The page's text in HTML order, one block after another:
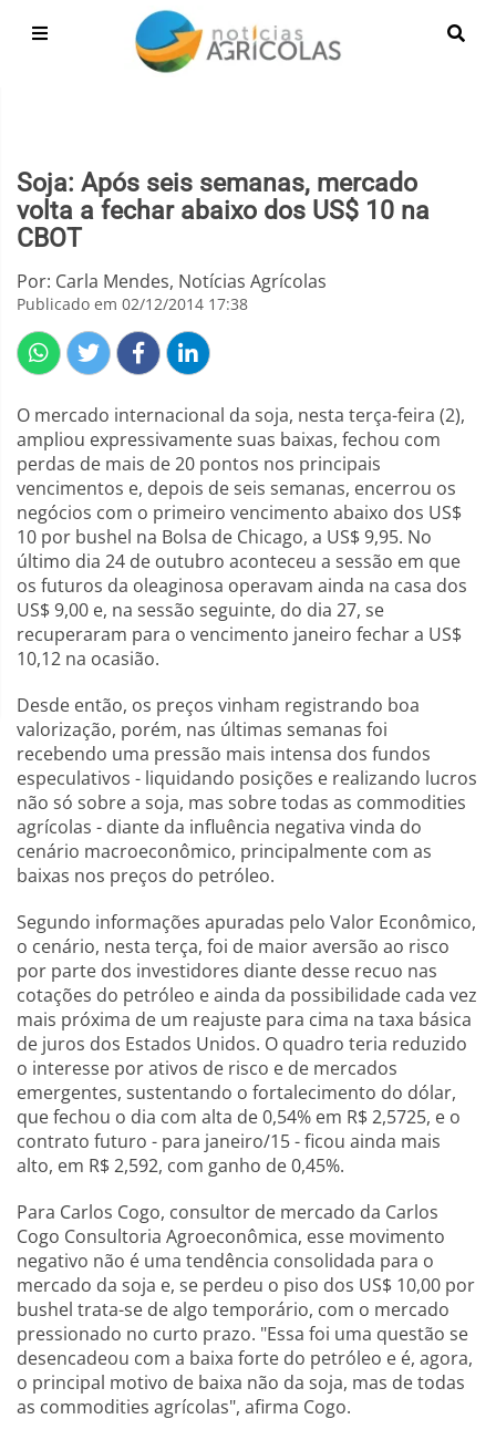
Soja: Após seis semanas, mercado
volta a fechar abaixo dos US$ 10 na
CBOT
Por: Carla Mendes, Notícias Agrícolas
Publicado em 02/12/2014 17:38
O mercado internacional da soja, nesta terça-feira (2),
ampliou expressivamente suas baixas, fechou com
perdas de mais de 20 pontos nos principais
vencimentos e, depois de seis semanas, encerrou os
negócios com o primeiro vencimento abaixo dos US$
10 por bushel na Bolsa de Chicago, a US$ 9,95. No
último dia 24 de outubro aconteceu a sessão em que
os futuros da oleaginosa operavam ainda na casa dos
US$ 9,00 e, na sessão seguinte, do dia 27, se
recuperaram para o vencimento janeiro fechar a US$
10,12 na ocasião.
Desde então, os preços vinham registrando boa
valorização, porém, nas últimas semanas foi
recebendo uma pressão mais intensa dos fundos
especulativos - liquidando posições e realizando lucros
não só sobre a soja, mas sobre todas as commodities
agrícolas - diante da influência negativa vinda do
cenário macroeconômico, principalmente com as
baixas nos preços do petróleo.
Segundo informações apuradas pelo Valor Econômico,
o cenário, nesta terça, foi de maior aversão ao risco
por parte dos investidores diante desse recuo nas
cotações do petróleo e ainda da possibilidade cada vez
mais próxima de um reajuste para cima na taxa básica
de juros dos Estados Unidos. O quadro teria reduzido
o interesse por ativos de risco e de mercados
emergentes, sustentando o fortalecimento do dólar,
que fechou o dia com alta de 0,54% em R$ 2,5725, e o
contrato futuro - para janeiro/15 - ficou ainda mais
alto, em R$ 2,592, com ganho de 0,45%.
Para Carlos Cogo, consultor de mercado da Carlos
Cogo Consultoria Agroeconômica, esse movimento
negativo não é uma tendência consolidada para o
mercado da soja e, se perdeu o piso dos US$ 10,00 por
bushel trata-se de algo temporário, com o mercado
pressionado no curto prazo. "Essa foi uma questão se
desencadeou com a baixa forte do petróleo e é, agora,
o principal motivo de baixa não da soja, mas de todas
as commodities agrícolas", afirma Cogo.